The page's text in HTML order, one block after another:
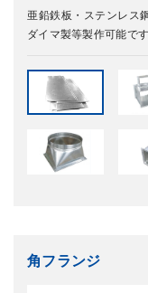
亜鉛鉄板・ステンレス
ダイマ製等製作可能です
角フランジ